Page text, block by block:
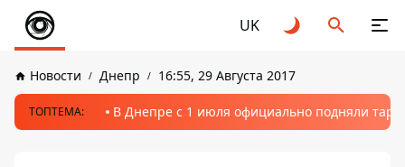
UK
Новости Днепр 16:55, 29 Августа 2017
ТОПТЕМА: В Днепре с 1 июля официально подняли